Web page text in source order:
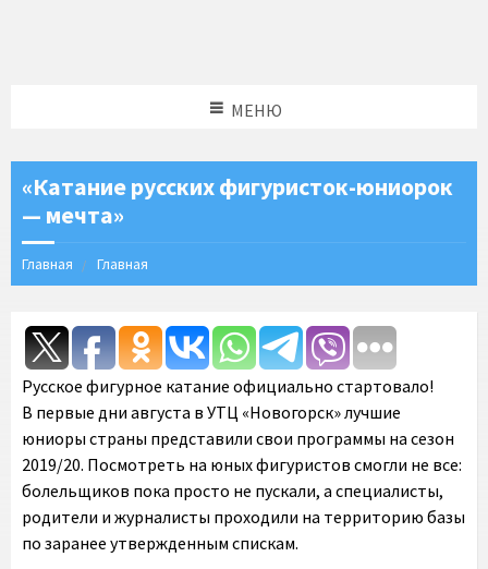
МЕНЮ
«Катание русских фигуристок-юниорок
— мечта»
Главная Главная
Русское фигурное катание официально стартовало!
В первые дни августа в УТЦ «Новогорск» лучшие
юниоры страны представили свои программы на сезон
2019/20. Посмотреть на юных фигуристов смогли не все:
болельщиков пока просто не пускали, а специалисты,
родители и журналисты проходили на территорию базы
по заранее утвержденным спискам.